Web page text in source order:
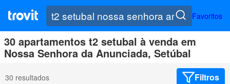
Favoritos
30 apartamentos t2 setubal à venda em
Nossa Senhora da Anunciada, Setúbal
30 resultados Filtros